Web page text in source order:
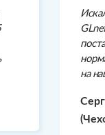
на